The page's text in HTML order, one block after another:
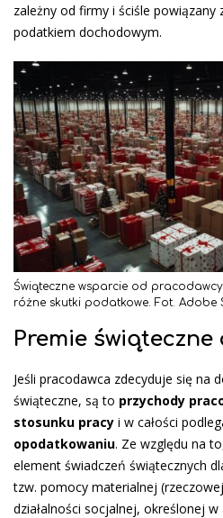
zależny od firmy i ściśle powiązany
podatkiem dochodowym.
Świąteczne wsparcie od
różne skutki podatkowe. Fot. Adobe
Premie świąteczne
Jeśli pracodawca zdecyduje się na
świąteczne, są to przychody
stosunku pracy i w całości
opodatkowaniu. Ze względu na
element świadczeń świątecznych
tzw. pomocy materialnej
działalności socjalnej, określonej